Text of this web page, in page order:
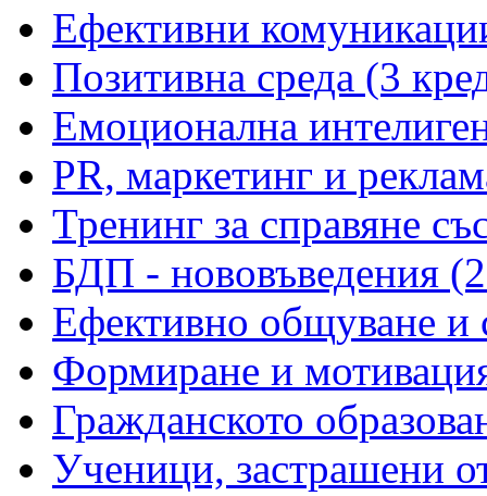
Ефективни
Позитивна среда (3
Емоционална
PR, маркетинг и
Тренинг за справяне
БДП - нововъведения
Ефективно общуване и
Формиране и
Гражданското
Ученици, застрашени